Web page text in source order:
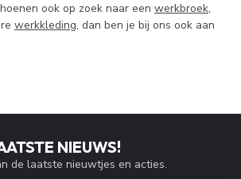
ook op zoek naar een werkbroek,
werkkleding, dan ben je bij ons ook aan
NIEUWS!
de laatste nieuwtjes en acties.